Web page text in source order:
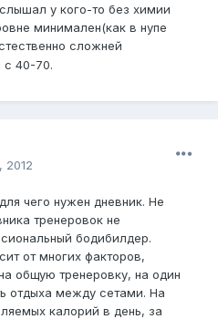
у кого-то без химии
минимален(как в нупе
сложней
с 40-70.
2012
чего нужен дневник. Не
тренеровок не
бодибилдер.
от многих факторов,
общую тренеровку, на один
отдыха между сетами. На
калорий в день, за